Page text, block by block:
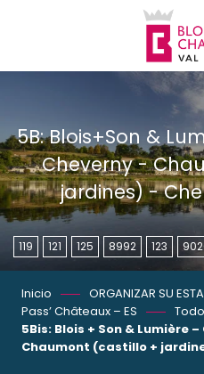
principal
5B: Blois+Son &
Cheverny -
jardines) -
119 121 125 8992 123
Inicio
ORGANIZAR SU
Pass’ Châteaux – ES
5Bis: Blois + Son & Lumière
Chaumont (castillo +